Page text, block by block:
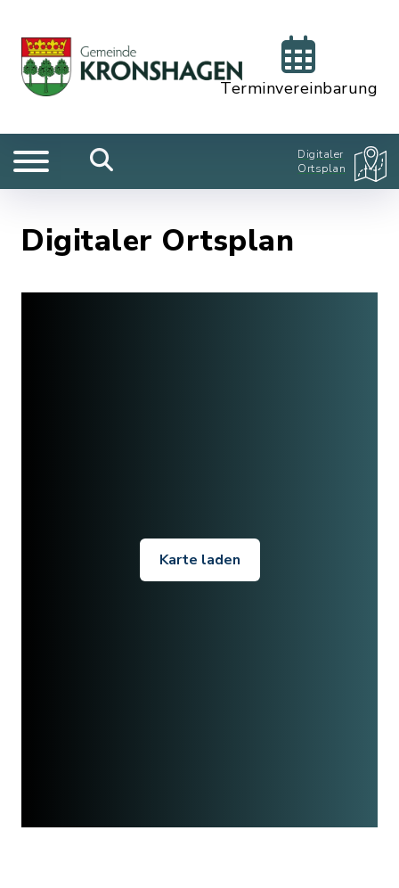
Terminvereinbarung
Digitaler
Ortsplan
Digitaler Ortsplan
Karte laden